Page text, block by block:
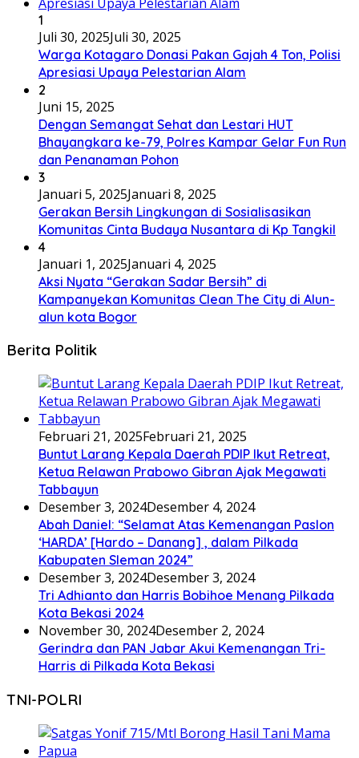
1
Juli 30, 2025Juli 30, 2025
Warga Kotagaro Donasi Pakan Gajah 4 Ton, Polisi
Apresiasi Upaya Pelestarian Alam
2
Juni 15, 2025
Dengan Semangat Sehat dan Lestari HUT
Bhayangkara ke-79, Polres Kampar Gelar Fun Run
dan Penanaman Pohon
3
Januari 5, 2025Januari 8, 2025
Gerakan Bersih Lingkungan di Sosialisasikan
Komunitas Cinta Budaya Nusantara di Kp Tangkil
4
Januari 1, 2025Januari 4, 2025
Aksi Nyata “Gerakan Sadar Bersih” di
Kampanyekan Komunitas Clean The City di Alun-
alun kota Bogor
Berita Politik
Februari 21, 2025Februari 21, 2025
Buntut Larang Kepala Daerah PDIP Ikut Retreat,
Ketua Relawan Prabowo Gibran Ajak Megawati
Tabbayun
Desember 3, 2024Desember 4, 2024
Abah Daniel: “Selamat Atas Kemenangan Paslon
‘HARDA’ [Hardo – Danang] , dalam Pilkada
Kabupaten Sleman 2024”
Desember 3, 2024Desember 3, 2024
Tri Adhianto dan Harris Bobihoe Menang Pilkada
Kota Bekasi 2024
November 30, 2024Desember 2, 2024
Gerindra dan PAN Jabar Akui Kemenangan Tri-
Harris di Pilkada Kota Bekasi
TNI-POLRI